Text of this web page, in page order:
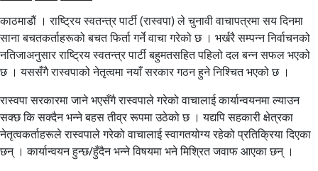
काठमाडौं । राष्ट्रिय स्वतन्त्र पार्टी (रास्वपा) ले चुनावी वाचापत्रमा सय दिनमा
साना बचतकर्ताहरूको बचत फिर्ता गर्ने वाचा गरेको छ । भर्खरै सम्पन्न निर्वाचनको
नतिजाअनुसार राष्ट्रिय स्वतन्त्र पार्टी बहुमतसहित पहिलो दल बन्न सफल भएको
छ । यससँगै रास्वपाको नेतृत्वमा नयाँ सरकार गठन हुने निश्चित भएको छ ।
रास्वपा सरकारमा जाने भएसँगै रास्वपाले गरेको वाचालाई कार्यान्वयनमा ल्याउन
सक्छ कि सक्दैन भन्ने बहस तीव्र रूपमा उठेको छ । यद्यपि सहकारी क्षेत्रका
नेतृत्वकर्ताहरूले रास्वपाले गरेको वाचालाई स्वागतयोग्य रहेको प्रतिक्रिया दिएका
छन् । कार्यान्वयन हुन्छ/हुँदैन भन्ने विषयमा भने मिश्रित जवाफ आएका छन् ।